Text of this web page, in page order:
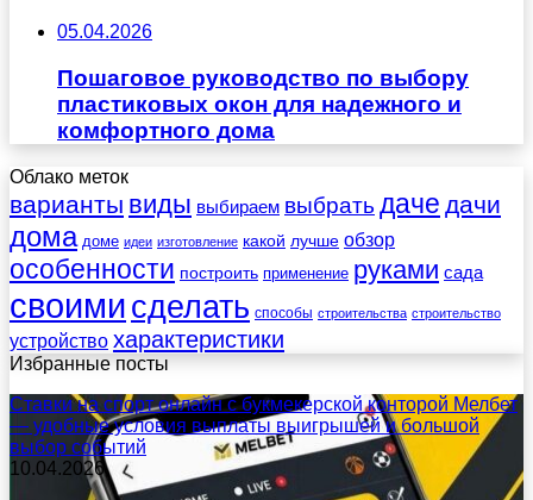
05.04.2026
Пошаговое руководство по выбору
пластиковых окон для надежного и
комфортного дома
Облако меток
варианты виды выбираем выбрать даче дачи
дома доме идеи изготовление какой лучше обзор
особенности построить применение руками сада
своими сделать способы строительства строительство
устройство характеристики
Избранные посты
Ставки на спорт онлайн с букмекерской конторой Мелбет
— удобные условия выплаты выигрышей и большой
выбор событий
10.04.2026